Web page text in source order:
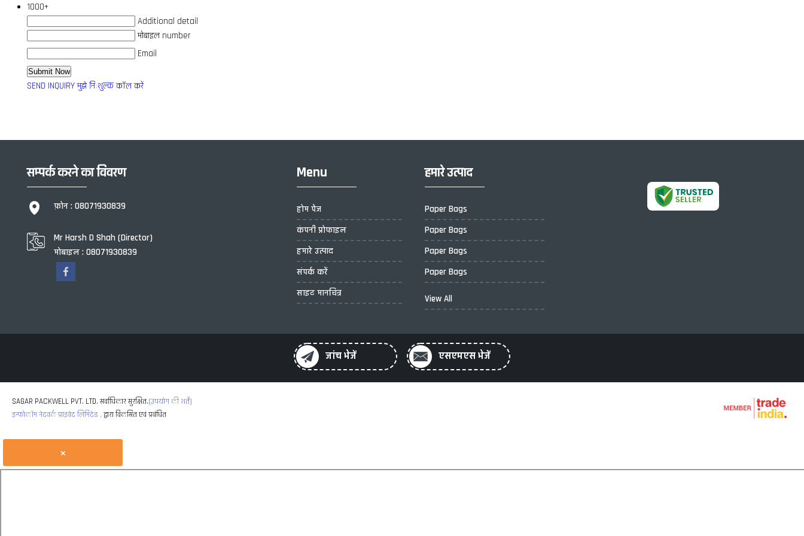
1000+
Additional detail
मोबाइल number
Email
SEND INQUIRY मुझे निःशुल्क कॉल करें
सम्पर्क करने का विवरण
फ़ोन : 08071930839
Mr Harsh D Shah (Director)
मोबाइल : 08071930839
Menu
होम पेज
कंपनी प्रोफाइल
हमारे उत्पाद
संपर्क करें
साइट मानचित्र
हमारे उत्पाद
Paper Bags
Paper Bags
Paper Bags
Paper Bags
View All
जांच भेजें एसएमएस भेजें
SAGAR PACKWELL PVT. LTD. सर्वाधिकार सुरक्षित.(उपयोग की शर्तें)
इन्फोकॉम नेटवर्क प्राइवेट लिमिटेड . द्वारा विकसित एवं प्रबंधित
×